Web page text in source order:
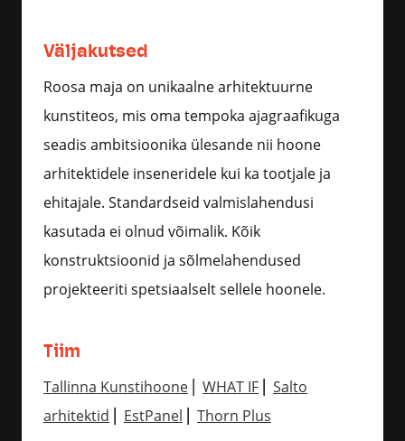
Väljakutsed
Roosa maja on unikaalne arhitektuurne
kunstiteos, mis oma tempoka ajagraafikuga
seadis ambitsioonika ülesande nii hoone
arhitektidele inseneridele kui ka tootjale ja
ehitajale. Standardseid valmislahendusi
kasutada ei olnud võimalik. Kõik
konstruktsioonid ja sõlmelahendused
projekteeriti spetsiaalselt sellele hoonele.
Tiim
Tallinna Kunstihoone WHAT IF
Salto
arhitektid
EstPanel Thorn Plus